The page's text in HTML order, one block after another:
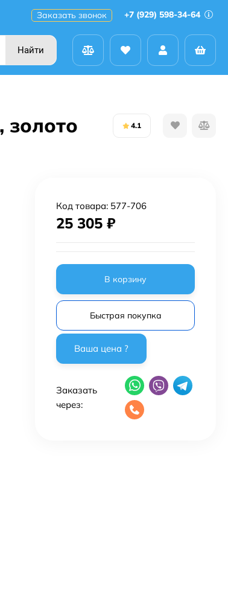
Заказать звонок +7 (929) 598-34-64
Найти
золото
4.1
Код товара: 577-706
25 305 ₽
В корзину
Быстрая покупка
Заказать
через: